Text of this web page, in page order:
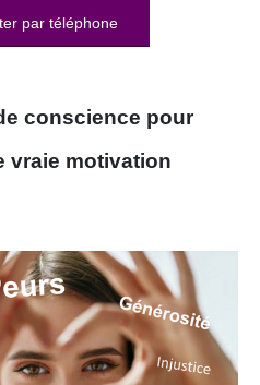
par téléphone
conscience pour
vraie motivation